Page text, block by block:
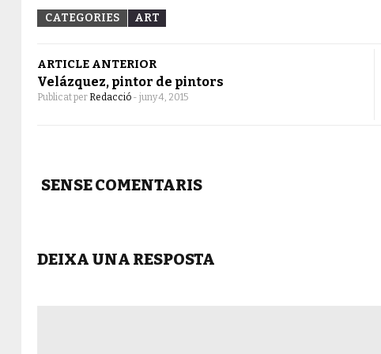
CATEGORIES ART
ARTICLE ANTERIOR
Velázquez, pintor de pintors
Publicat per Redacció - juny 4, 2015
SENSE COMENTARIS
DEIXA UNA RESPOSTA